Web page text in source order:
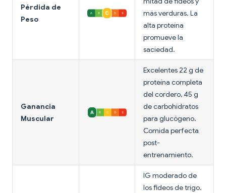
Pérdida de
Peso
más verduras. La
alta proteína
promueve la
saciedad.
Ganancia
Muscular
Excelentes 22 g de
proteína completa
del cordero, 45 g
de carbohidratos
para glucógeno.
Comida perfecta
post-
entrenamiento.
IG moderado de
los fideos de trigo.